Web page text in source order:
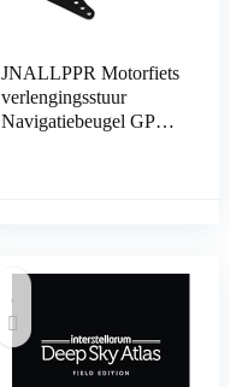
JNALLPPR Motorfiets
verlengingsstuur
Navigatiebeugel GPS-